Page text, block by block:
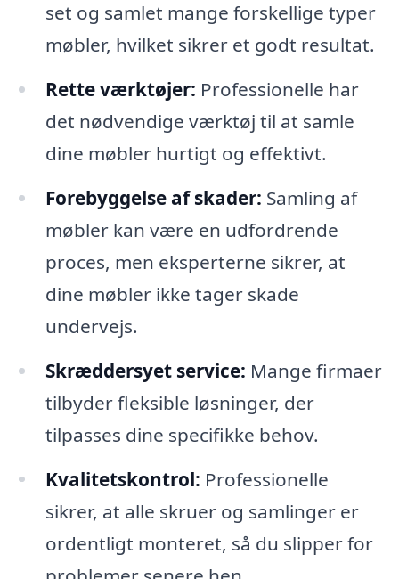
set og samlet mange forskellige typer
møbler, hvilket sikrer et godt resultat.
Rette værktøjer: Professionelle har
det nødvendige værktøj til at samle
dine møbler hurtigt og effektivt.
Forebyggelse af skader: Samling af
møbler kan være en udfordrende
proces, men eksperterne sikrer, at
dine møbler ikke tager skade
undervejs.
Skræddersyet service: Mange firmaer
tilbyder fleksible løsninger, der
tilpasses dine specifikke behov.
Kvalitetskontrol: Professionelle
sikrer, at alle skruer og samlinger er
ordentligt monteret, så du slipper for